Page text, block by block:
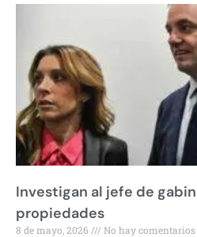
Investigan al jefe de
propiedades
8 de mayo, 2026 No hay comentarios